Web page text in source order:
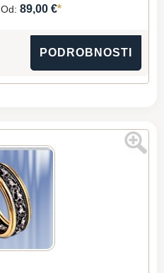
Od: 89,00 €*
PODROBNOSTI